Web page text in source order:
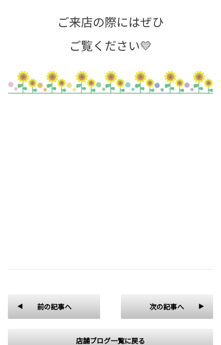
ご来店の際にはぜひ
ご覧ください💛
前の記事へ
店舗ブログ一覧に戻る
次の記事へ